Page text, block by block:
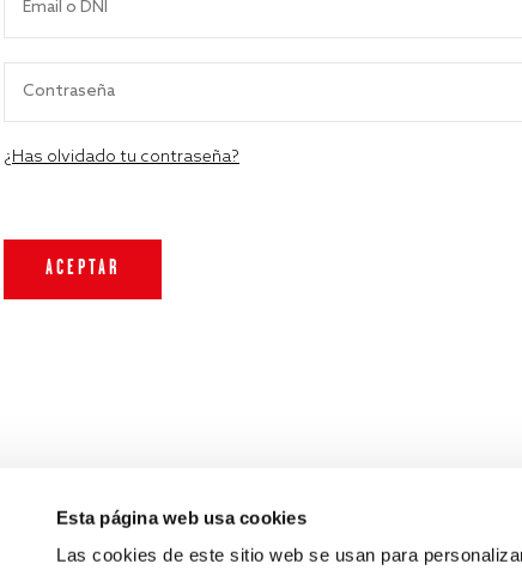
Esta página web usa cookies
Las cookies de este sitio web se usan para
¿Has olvidado tu contraseña?